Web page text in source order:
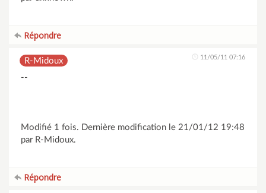
Répondre
R-Midoux 11/05/11 07:16
--
Modifié 1 fois. Dernière modification le 21/01/12 19:48
par R-Midoux.
Répondre